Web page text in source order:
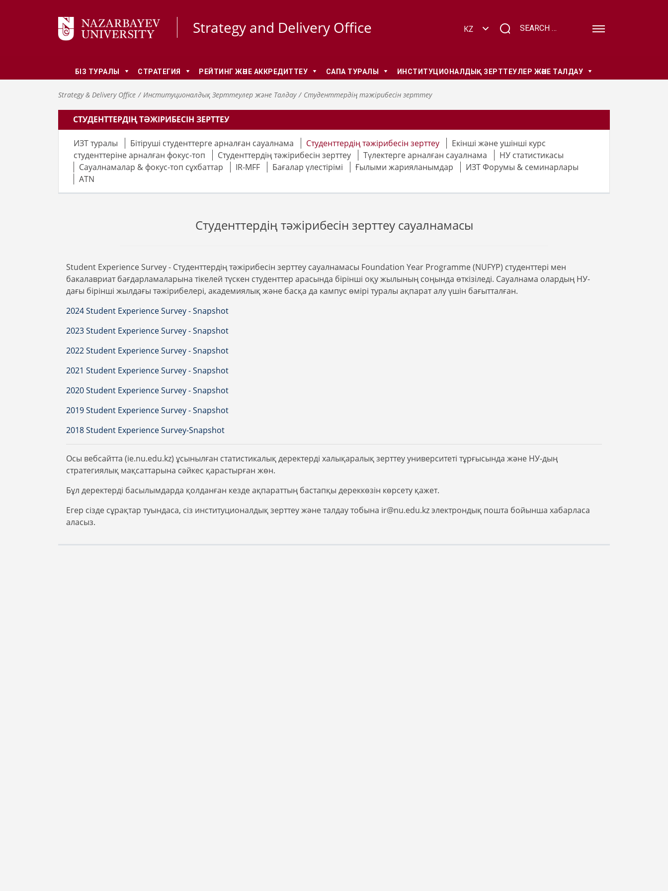
Strategy and Delivery Office
БІЗ ТУРАЛЫ СТРАТЕГИЯ РЕЙТИНГ ЖӘНЕ АККРЕДИТТЕУ CАПА ТУРАЛЫ ИНСТИТУЦИОНАЛДЫҚ ЗЕРТТЕУЛЕР ЖӘНЕ ТАЛДАУ
Strategy & Delivery Office Институционалдық Зерттеулер және Талдау Студенттердің тәжірибесін зерттеу
СТУДЕНТТЕРДІҢ ТӘЖІРИБЕСІН ЗЕРТТЕУ
ИЗТ туралы Бітіруші студенттерге арналған сауалнама Студенттердің тәжірибесін зерттеу
Екінші және ушінші курс
студенттеріне арналған фокус-топ
Студенттердің тәжірибесін зерттеу Түлектерге арналған сауалнама
НУ статистикасы
Сауалнамалар & фокус-топ сұхбаттар
IR-MFF Бағалар үлестірімі Ғылыми жарияланымдар
ИЗТ Форумы & семинарлары
ATN
Студенттердің тәжірибесін зерттеу сауалнамасы
Student Experience Survey - Студенттердің тәжірибесін зерттеу сауалнамасы Foundation Year Programme (NUFYP) студенттері мен
бакалавриат бағдарламаларына тікелей түскен студенттер арасында бірінші оқу жылының соңында өткізіледі. Сауалнама олардың НУ-
дағы бірінші жылдағы тәжірибелері, академиялық және басқа да кампус өмірі туралы ақпарат алу үшін бағытталған.
2024 Student Experience Survey - Snapshot
2023 Student Experience Survey - Snapshot
2022 Student Experience Survey - Snapshot
2021 Student Experience Survey - Snapshot
2020 Student Experience Survey - Snapshot
2019 Student Experience Survey - Snapshot
2018 Student Experience Survey-Snapshot
Осы вебсайтта (ie.nu.edu.kz) ұсынылған статистикалық деректерді халықаралық зерттеу университеті тұрғысында және НУ-дың
стратегиялық мақсаттарына сәйкес қарастырған жөн.
Бұл деректерді басылымдарда қолданған кезде ақпараттың бастапқы дереккөзін көрсету қажет.
Егер сізде сұрақтар туындаса, сіз институционалдық зерттеу және талдау тобына ir@nu.edu.kz электрондық пошта бойынша хабарласа
аласыз.